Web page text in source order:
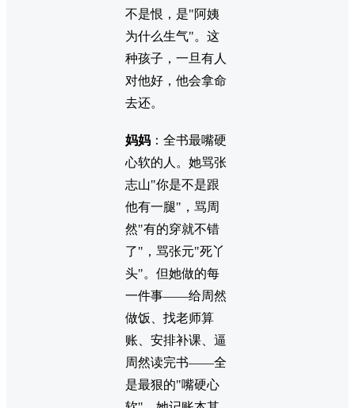
不是恨，是"阿姨
为什么生气"。这
种孩子，一旦有人
对他好，他会拿命
去还。
妈妈 ：全书最嘴硬
心软的人。她骂张
志山"你是不是跟
他有一腿"，骂周
然"有的穿就不错
了"，骂张元"死丫
头"。但她做的每
一件事——给周然
做饭、找老师算
账、安排补课、逼
周然读完书——全
是最狠的"嘴硬心